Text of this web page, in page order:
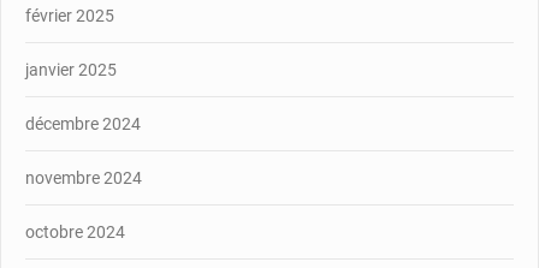
février 2025
janvier 2025
décembre 2024
novembre 2024
octobre 2024